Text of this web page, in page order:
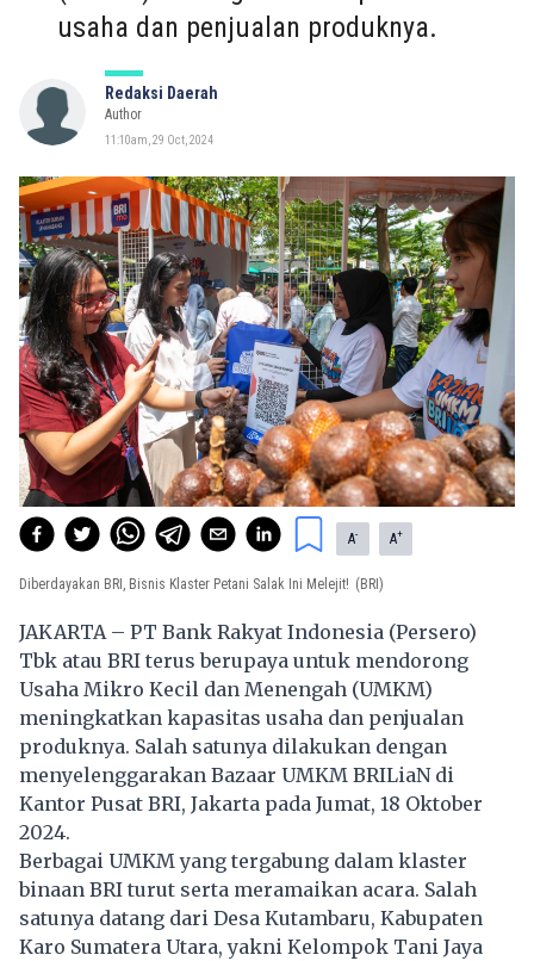
usaha dan penjualan produknya.
Redaksi Daerah
Author
11:10am, 29 Oct, 2024
A- A+
Diberdayakan BRI, Bisnis Klaster Petani Salak Ini Melejit! (BRI)
JAKARTA – PT Bank Rakyat Indonesia (Persero)
Tbk atau BRI terus berupaya untuk mendorong
Usaha Mikro Kecil dan Menengah (UMKM)
meningkatkan kapasitas usaha dan penjualan
produknya. Salah satunya dilakukan dengan
menyelenggarakan Bazaar UMKM BRILiaN di
Kantor Pusat BRI, Jakarta pada Jumat, 18 Oktober
2024.
Berbagai UMKM yang tergabung dalam klaster
binaan BRI turut serta meramaikan acara. Salah
satunya datang dari Desa Kutambaru, Kabupaten
Karo Sumatera Utara, yakni Kelompok Tani Jaya